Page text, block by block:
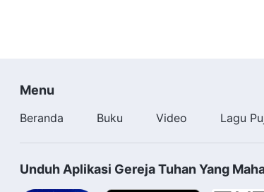
Menu
Beranda Buku Video Lagu
Unduh Aplikasi Gereja Tuhan Yang